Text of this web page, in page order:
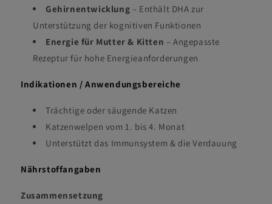
Gehirnentwicklung – Enthält DHA zur
Unterstützung der kognitiven Funktionen
Energie für Mutter & Kitten – Angepasste
Rezeptur für hohe Energieanforderungen
Indikationen / Anwendungsbereiche
Trächtige oder säugende Katzen
Katzenwelpen vom 1. bis 4. Monat
Unterstützt das Immunsystem & die Verdauung
Nährstoffangaben
Zusammensetzung